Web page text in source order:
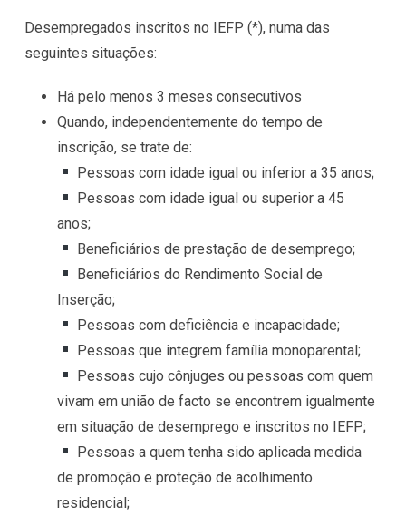
Desempregados inscritos no IEFP (*), numa das
seguintes situações:
Há pelo menos 3 meses consecutivos
Quando, independentemente do tempo de
inscrição, se trate de:
Pessoas com idade igual ou inferior a 35 anos;
Pessoas com idade igual ou superior a 45
anos;
Beneficiários de prestação de desemprego;
Beneficiários do Rendimento Social de
Inserção;
Pessoas com deficiência e incapacidade;
Pessoas que integrem família monoparental;
Pessoas cujo cônjuges ou pessoas com quem
vivam em união de facto se encontrem igualmente
em situação de desemprego e inscritos no IEFP;
Pessoas a quem tenha sido aplicada medida
de promoção e proteção de acolhimento
residencial;